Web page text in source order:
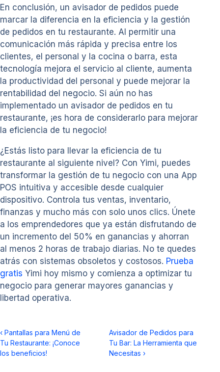
En conclusión, un avisador de pedidos puede
marcar la diferencia en la eficiencia y la gestión
de pedidos en tu restaurante. Al permitir una
comunicación más rápida y precisa entre los
clientes, el personal y la cocina o barra, esta
tecnología mejora el servicio al cliente, aumenta
la productividad del personal y puede mejorar la
rentabilidad del negocio. Si aún no has
implementado un avisador de pedidos en tu
restaurante, ¡es hora de considerarlo para mejorar
la eficiencia de tu negocio!
¿Estás listo para llevar la eficiencia de tu
restaurante al siguiente nivel? Con Yimi, puedes
transformar la gestión de tu negocio con una App
POS intuitiva y accesible desde cualquier
dispositivo. Controla tus ventas, inventario,
finanzas y mucho más con solo unos clics. Únete
a los emprendedores que ya están disfrutando de
un incremento del 50% en ganancias y ahorran
al menos 2 horas de trabajo diarias. No te quedes
atrás con sistemas obsoletos y costosos. Prueba
gratis Yimi hoy mismo y comienza a optimizar tu
negocio para generar mayores ganancias y
libertad operativa.
‹ Pantallas para Menú de
Tu Restaurante: ¡Conoce
los beneficios!
Avisador de Pedidos para
Tu Bar: La Herramienta que
Necesitas ›